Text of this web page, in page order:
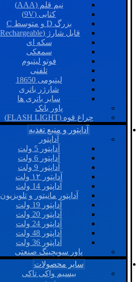
نیم قلم (AAA)
کتابی (9V)
بزرگ D و متوسط C
قابل شارژ (Rechargeable)
سکه ای
سمعکی
فوتو لیتیوم
تلفنی
لیتیومی 18650
شارژر باتری
سایر باتری ها
پاور بانک
چراغ قوه (FLASH LIGHT)
آداپتور و منبع تغذیه
آداپتور
آداپتور 5 ولت
آداپتور 6 ولت
آداپتور 9 ولت
آداپتور ۱۲ ولت
آداپتور 14 ولت
آداپتور مانیتور و تلویزیون
آداپتور 19 ولت
آداپتور 20 ولت
آداپتور 24 ولت
آداپتور 48 ولت
آداپتور 36 ولت
پاور سویچینگ صنعتی
سایر محصولات
بیسیم واکی تاکی